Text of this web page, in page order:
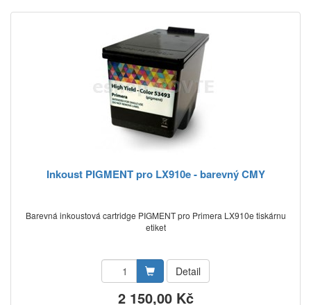
Inkoust PIGMENT pro LX910e - barevný CMY
Barevná inkoustová cartridge PIGMENT pro Primera LX910e tiskárnu
etiket
Detail
2 150,00 Kč